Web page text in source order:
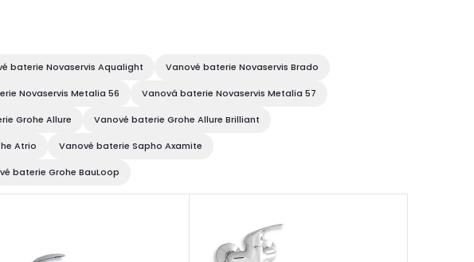
baterie Novaservis Aqualight Vanové baterie Novaservis Brado
Novaservis Metalia 56 Vanová baterie Novaservis Metalia 57
Grohe Allure Vanové baterie Grohe Allure Brilliant
Atrio Vanové baterie Sapho Axamite
baterie Grohe BauLoop